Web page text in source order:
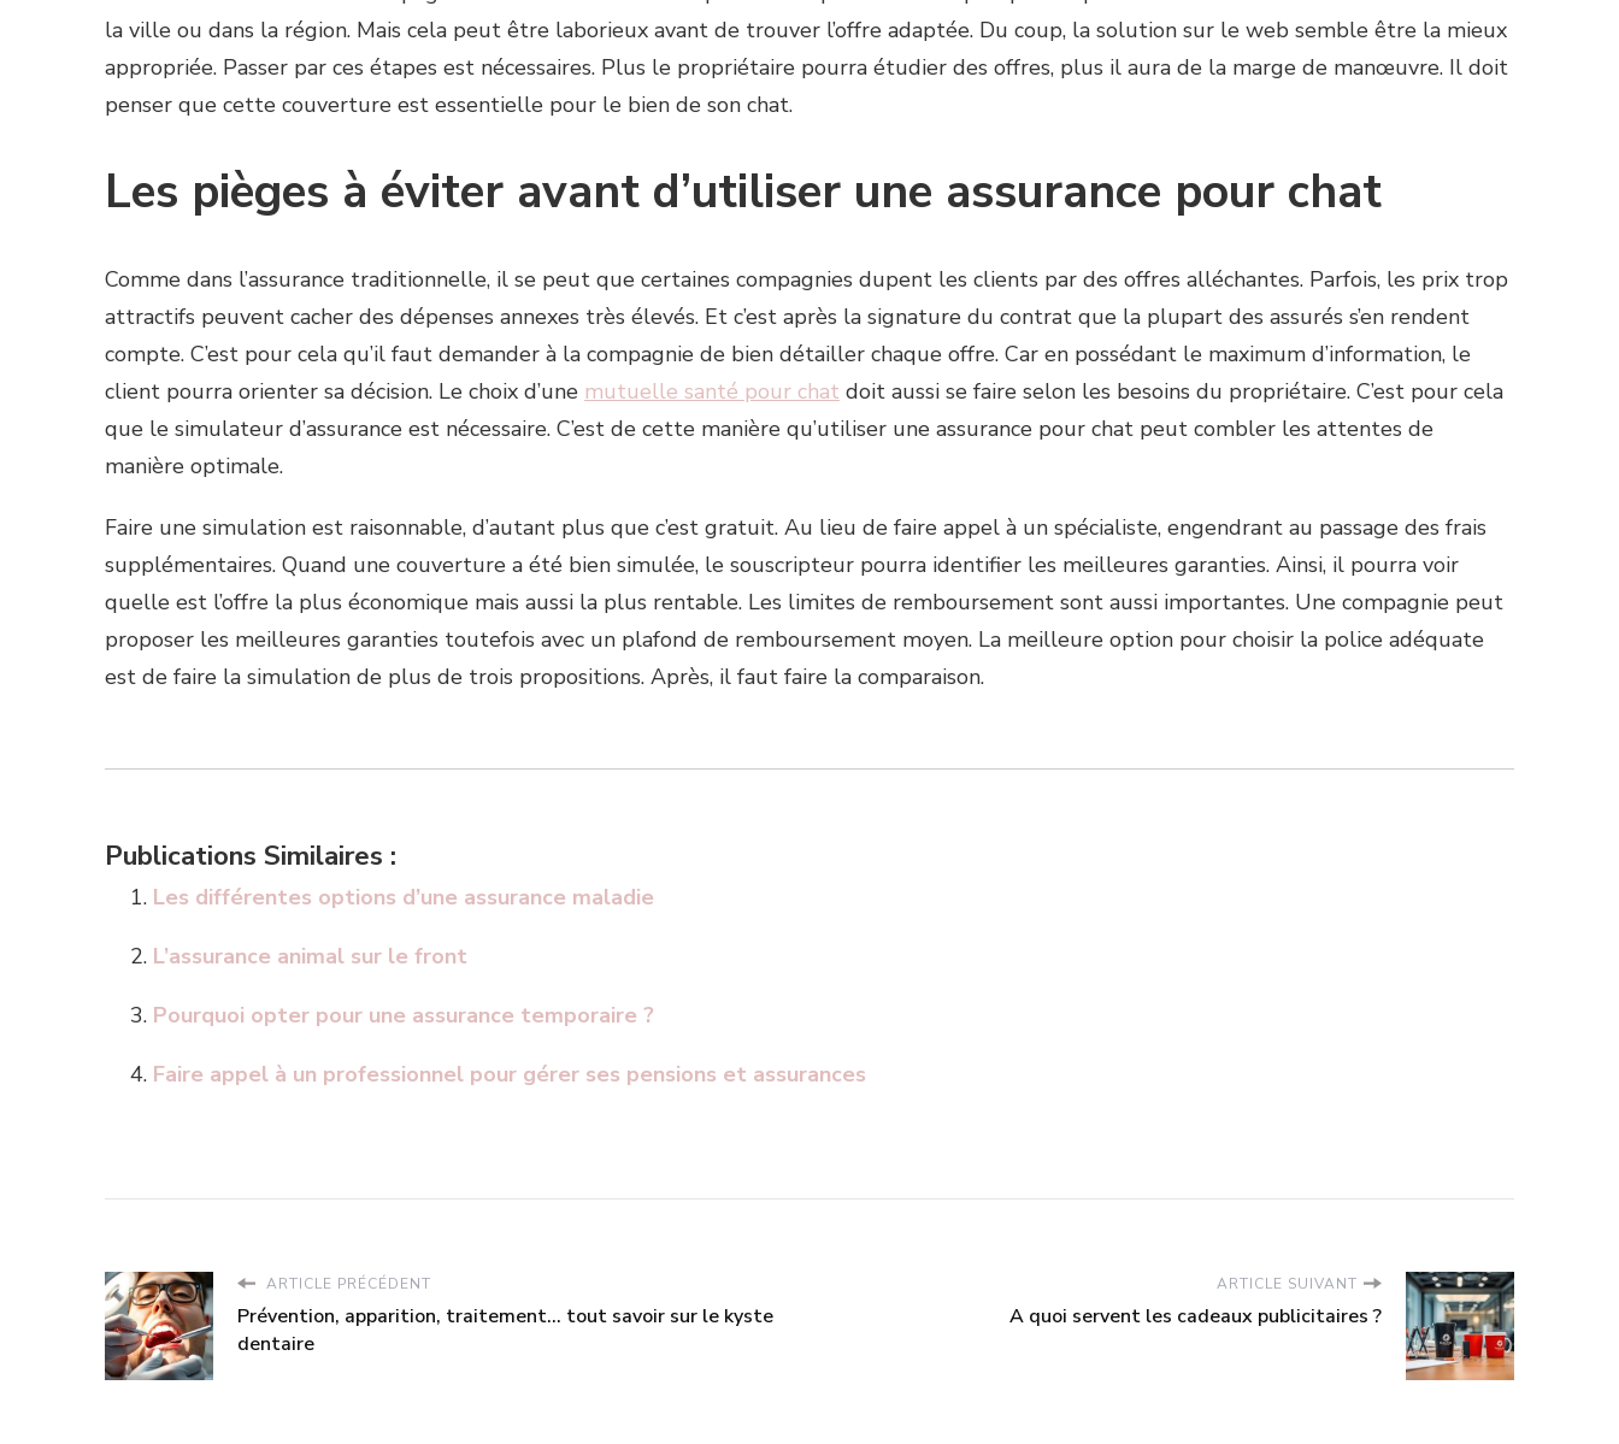
la ville ou dans la région. Mais cela peut être laborieux avant de trouver l’offre adaptée. Du coup, la solution sur le web semble être la mieux
appropriée. Passer par ces étapes est nécessaires. Plus le propriétaire pourra étudier des offres, plus il aura de la marge de manœuvre. Il doit
penser que cette couverture est essentielle pour le bien de son chat.
Les pièges à éviter avant d’utiliser une assurance pour chat
Comme dans l’assurance traditionnelle, il se peut que certaines compagnies dupent les clients par des offres alléchantes. Parfois, les prix trop
attractifs peuvent cacher des dépenses annexes très élevés. Et c’est après la signature du contrat que la plupart des assurés s’en rendent
compte. C’est pour cela qu’il faut demander à la compagnie de bien détailler chaque offre. Car en possédant le maximum d’information, le
client pourra orienter sa décision. Le choix d’une mutuelle santé pour chat doit aussi se faire selon les besoins du propriétaire. C’est pour cela
que le simulateur d’assurance est nécessaire. C’est de cette manière qu’utiliser une assurance pour chat peut combler les attentes de
manière optimale.
Faire une simulation est raisonnable, d’autant plus que c’est gratuit. Au lieu de faire appel à un spécialiste, engendrant au passage des frais
supplémentaires. Quand une couverture a été bien simulée, le souscripteur pourra identifier les meilleures garanties. Ainsi, il pourra voir
quelle est l’offre la plus économique mais aussi la plus rentable. Les limites de remboursement sont aussi importantes. Une compagnie peut
proposer les meilleures garanties toutefois avec un plafond de remboursement moyen. La meilleure option pour choisir la police adéquate
est de faire la simulation de plus de trois propositions. Après, il faut faire la comparaison.
Publications Similaires :
Les différentes options d’une assurance maladie
L’assurance animal sur le front
Pourquoi opter pour une assurance temporaire ?
Faire appel à un professionnel pour gérer ses pensions et assurances
ARTICLE PRÉCÉDENT
Prévention, apparition, traitement… tout savoir sur le kyste
dentaire
ARTICLE SUIVANT
A quoi servent les cadeaux publicitaires ?